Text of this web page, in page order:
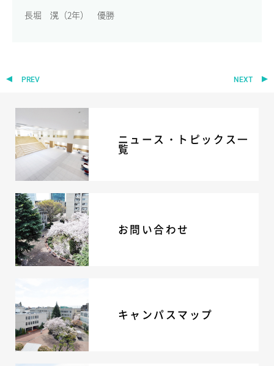
合格者発表
編入学・転入学試験
よくあるご質問
INFORMATION
総合案内
ニュース・トピック
お問い合わせ
キャンパスマップ
アクセスマップ
緊急・災害時の対応
ENGLISHページ
個人情報保護への取り組み
採用情報
長堀 滉（2年） 優勝
PREV NEXT
ニュース・トピックス一
覧
お問い合わせ
キャンパスマップ